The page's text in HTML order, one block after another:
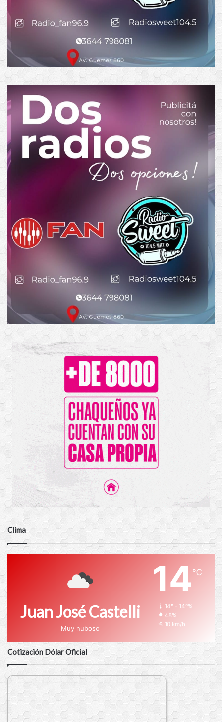
Clima
Juan José Castelli
Muy nuboso
14℃
14º - 14º%
48%
10 km/h
Cotización Dólar Oficial